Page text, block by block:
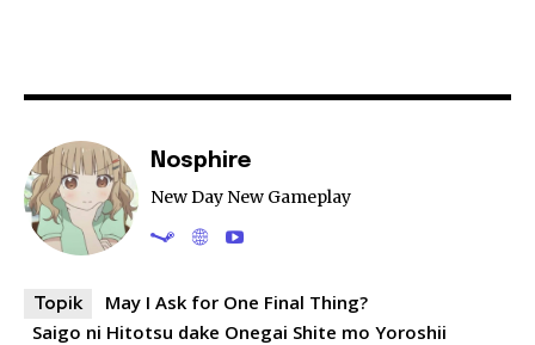
Nosphire
New Day New Gameplay
Topik
May I Ask for One Final Thing?
Saigo ni Hitotsu dake Onegai Shite mo Yoroshii